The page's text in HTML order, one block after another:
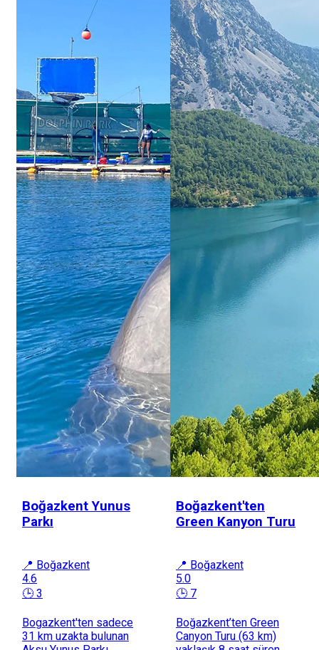
Boğazkent Yunus
Parkı
📍 Boğazkent
4.6
🕒 3
Bogazkent'ten sadece
31 km uzakta bulunan
Boğazkent'ten
Green Kanyon Turu
📍 Boğazkent
5.0
🕒 7
Boğazkent’ten Green
Canyon Turu (63 km)